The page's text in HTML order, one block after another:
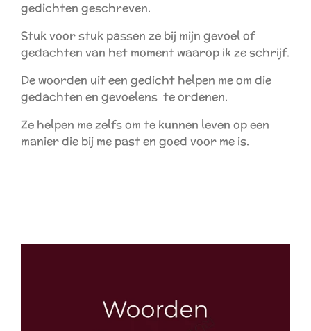
gedichten geschreven.
Stuk voor stuk passen ze bij mijn gevoel of
gedachten van het moment waarop ik ze schrijf.
De woorden uit een gedicht helpen me om die
gedachten en gevoelens te ordenen.
Ze helpen me zelfs om te kunnen leven op een
manier die bij me past en goed voor me is.